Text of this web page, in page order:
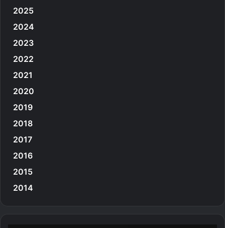
2025
2024
2023
2022
2021
2020
2019
2018
2017
2016
2015
2014